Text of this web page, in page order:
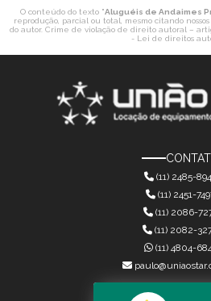
O conteúdo do texto "Aluguéis de Andaimes
reprodução, parcial ou total, mesmo citando
do autor. Crime de violação de direito autoral –
- Lei de direitos
(11) 2485-
(11) 2451-
(11) 2086-
(11) 4804-
(11) 2082-